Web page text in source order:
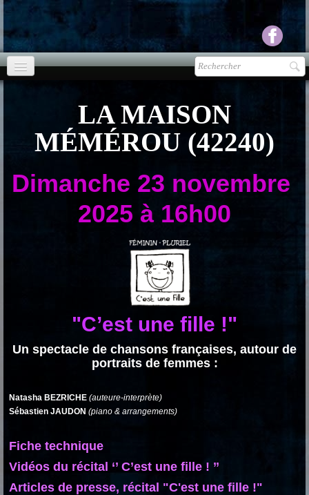
Presse▼
Ecouter Voir▼
LA MAISON
MÉMÉROU (42240)
Dimanche 23 novembre
2025 à 16h00
"C’est une fille !"
Un spectacle de chansons françaises, autour de
portraits de femmes :
Natasha BEZRICHE (auteure-interprète)
Sébastien JAUDON (piano & arrangements)
Fiche technique
Vidéos du récital ‘’ C’est une fille ! ’’
Articles de presse, récital "C'est une fille !"